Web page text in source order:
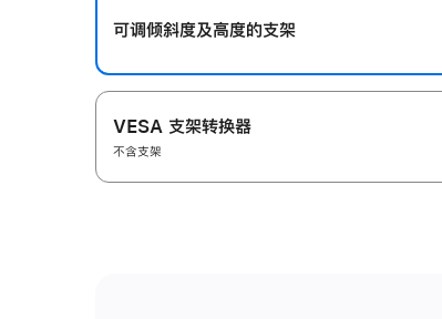
可调倾斜度及高‍度的支‍架
VESA 支架转换器
不含支架